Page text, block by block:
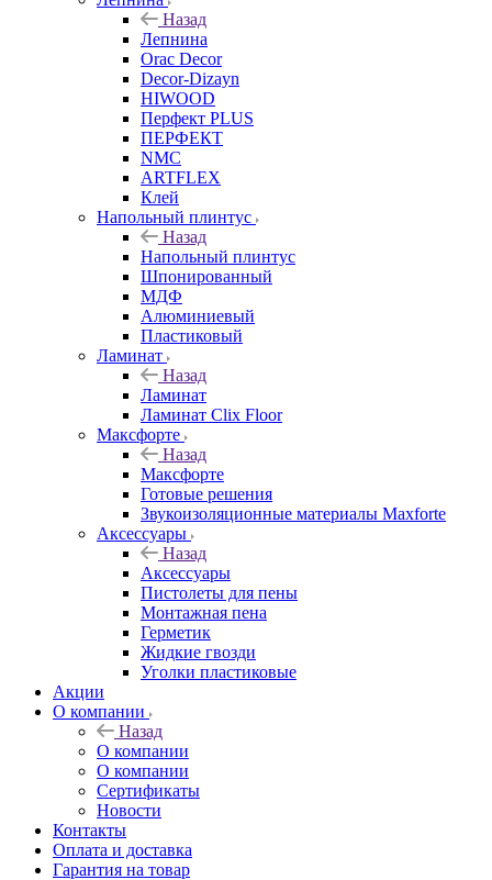
Назад
Лепнина
Orac Decor
Decor-Dizayn
HIWOOD
Перфект PLUS
ПЕРФЕКТ
NMC
ARTFLEX
Клей
Напольный плинтус
Назад
Напольный плинтус
Шпонированный
МДФ
Алюминиевый
Пластиковый
Ламинат
Назад
Ламинат
Ламинат Clix Floor
Максфорте
Назад
Максфорте
Готовые решения
Звукоизоляционные материалы Maxforte
Аксессуары
Назад
Аксессуары
Пистолеты для пены
Монтажная пена
Герметик
Жидкие гвозди
Уголки пластиковые
Акции
О компании
Назад
О компании
О компании
Сертификаты
Новости
Контакты
Оплата и доставка
Гарантия на товар